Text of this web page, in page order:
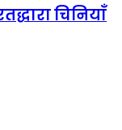
चिनियाँ